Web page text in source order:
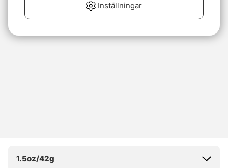
1.5oz/42g
Inställningar